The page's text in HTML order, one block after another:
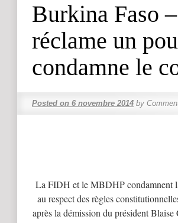
Burkina Faso
réclame un
condamne le
Posted on 6 novembre 2014 by
La FIDH et le MBDHP condamnent
au respect des règles
après la démission du président Blaise